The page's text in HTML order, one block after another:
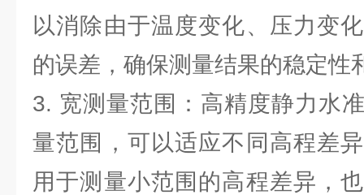
以消除由于温度变化、压力变
的误差，确保测量结果的稳定性
3. 宽测量范围：高精度静力水
量范围，可以适应不同高程差
用于测量小范围的高程差异，